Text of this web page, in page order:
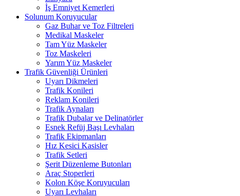
İş Emniyet Kemerleri
Solunum Koruyucular
Gaz Buhar ve Toz Filtreleri
Medikal Maskeler
Tam Yüz Maskeler
Toz Maskeleri
Yarım Yüz Maskeler
Trafik Güvenliği Ürünleri
Uyarı Dikmeleri
Trafik Konileri
Reklam Konileri
Trafik Aynaları
Trafik Dubalar ve Delinatörler
Esnek Refüj Başı Levhaları
Trafik Ekipmanları
Hız Kesici Kasisler
Trafik Setleri
Şerit Düzenleme Butonları
Araç Stoperleri
Kolon Köşe Koruyucuları
Uyarı Levhaları